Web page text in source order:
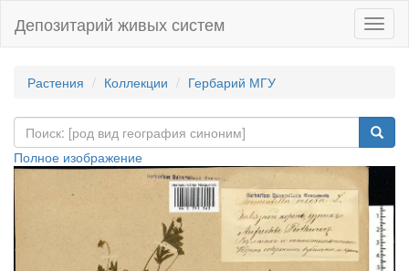
Депозитарий живых систем
Растения Коллекции Гербарий МГУ
Полное изображение